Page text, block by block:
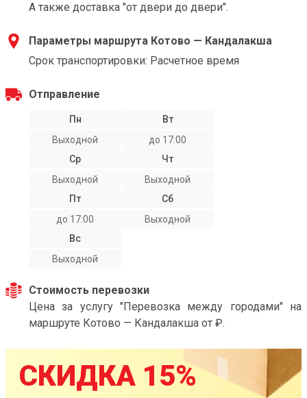
А также доставка "от двери до двери".
Параметры маршрута Котово — Кандалакша
Срок транспортировки: Расчетное время
Отправление
Пн
Выходной
Вт
до 17:00
Ср
Выходной
Чт
Выходной
Пт
до 17:00
Сб
Выходной
Вс
Выходной
Стоимость перевозки
Цена за услугу "Перевозка между городами" на
маршруте Котово — Кандалакша от ₽.
СКИДКА 15%